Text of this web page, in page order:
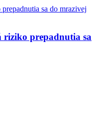
riziko prepadnutia sa